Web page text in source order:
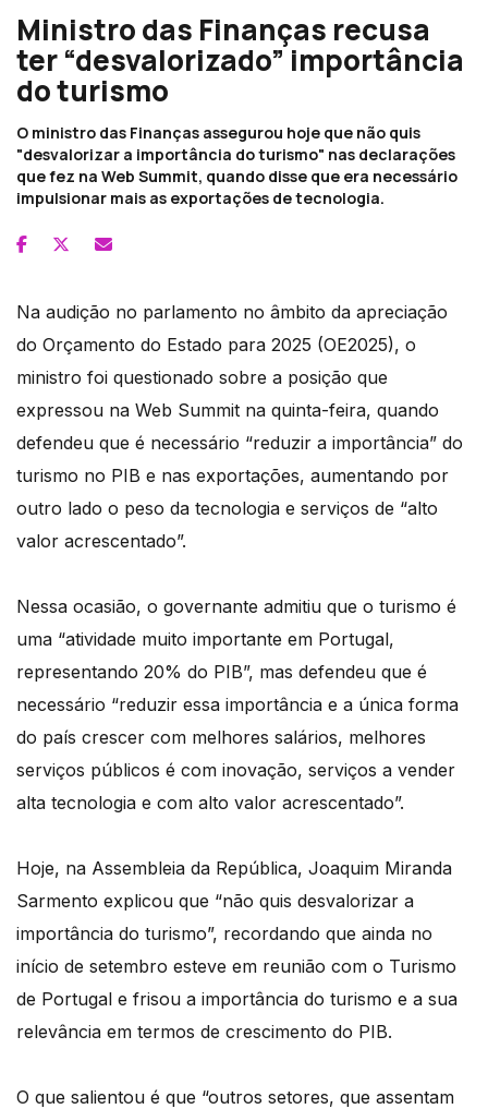
Ministro das Finanças recusa
ter “desvalorizado” importância
do turismo
O ministro das Finanças assegurou hoje que não quis
"desvalorizar a importância do turismo" nas declarações
que fez na Web Summit, quando disse que era necessário
impulsionar mais as exportações de tecnologia.
Na audição no parlamento no âmbito da apreciação
do Orçamento do Estado para 2025 (OE2025), o
ministro foi questionado sobre a posição que
expressou na Web Summit na quinta-feira, quando
defendeu que é necessário “reduzir a importância” do
turismo no PIB e nas exportações, aumentando por
outro lado o peso da tecnologia e serviços de “alto
valor acrescentado”.
Nessa ocasião, o governante admitiu que o turismo é
uma “atividade muito importante em Portugal,
representando 20% do PIB”, mas defendeu que é
necessário “reduzir essa importância e a única forma
do país crescer com melhores salários, melhores
serviços públicos é com inovação, serviços a vender
alta tecnologia e com alto valor acrescentado”.
Hoje, na Assembleia da República, Joaquim Miranda
Sarmento explicou que “não quis desvalorizar a
importância do turismo”, recordando que ainda no
início de setembro esteve em reunião com o Turismo
de Portugal e frisou a importância do turismo e a sua
relevância em termos de crescimento do PIB.
O que salientou é que “outros setores, que assentam